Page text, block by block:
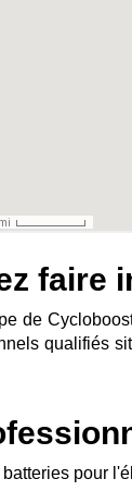
faire
de
qualifiés
pour